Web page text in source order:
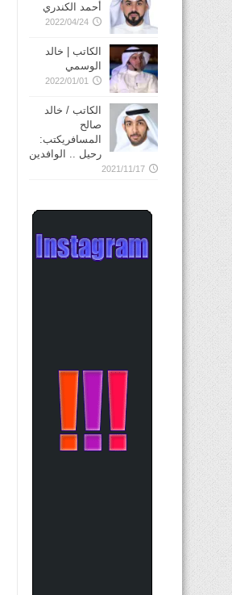
أحمد الكندري
2022/04/24
الكاتب | خالد
الوسمي
2022/01/01
الكاتب / خالد
صالح
المسافريكتب:
رحيل .. الوافدين
2021/11/17